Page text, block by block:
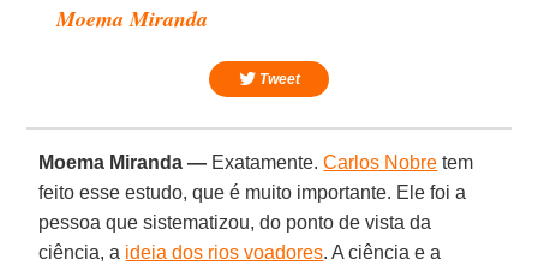
Moema Miranda
Tweet
Moema Miranda — Exatamente.Carlos Nobre tem
feito esse estudo, que é muito importante. Ele foi a
pessoa que sistematizou, do ponto de vista da
ciência, a ideia dos rios voadores. A ciência e a